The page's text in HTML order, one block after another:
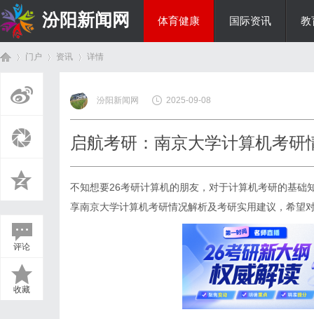
汾阳新闻网 体育健康 国际资讯 教
门户 资讯
›
详情
评论
收藏
汾阳新闻网 2025-09-08
启航考研：南京大学计算机考
不知想要26考研计算机的朋友，对于计算机考研的基
享南京大学计算机考研情况解析及考研实用建议，希望